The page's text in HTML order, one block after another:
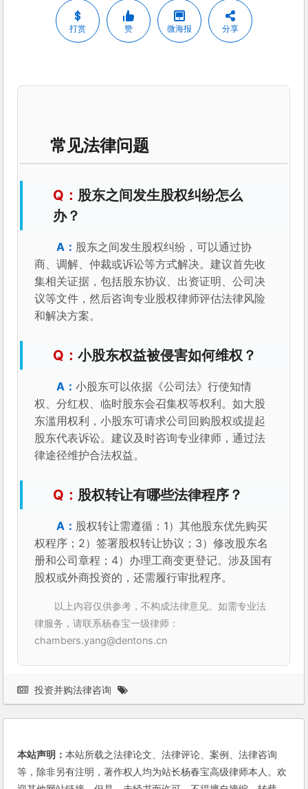
打赏 赞 微海报 分享
常见法律问题
股东之间发生股权纠纷怎么
办？
股东之间发生股权纠纷，可以通过协
商、调解、仲裁或诉讼等方式解决。建议首先收
集相关证据，包括股东协议、出资证明、公司决
议等文件，然后咨询专业股权律师评估法律风险
和解决方案。
小股东权益被侵害如何维权？
小股东可以依据《公司法》行使知情
权、分红权、临时股东会召集权等权利。如大股
东滥用权利，小股东可请求公司回购股权或提起
股东代表诉讼。建议及时咨询专业律师，通过法
律途径维护合法权益。
股权转让有哪些法律程序？
股权转让需遵循：1）其他股东优先购买
权程序；2）签署股权转让协议；3）修改股东名
册和公司章程；4）办理工商变更登记。涉及国有
股权或外商投资的，还需履行审批程序。
以上内容仅供参考，不构成法律意见。如需专业法
律服务，请联系杨春宝一级律师：
chambers.yang@dentons.cn
投资并购法律咨询
本站声明：本站所载之法律论文、法律评论、案例、法律咨询
等，除非另有注明，著作权人均为站长杨春宝高级律师本人。欢